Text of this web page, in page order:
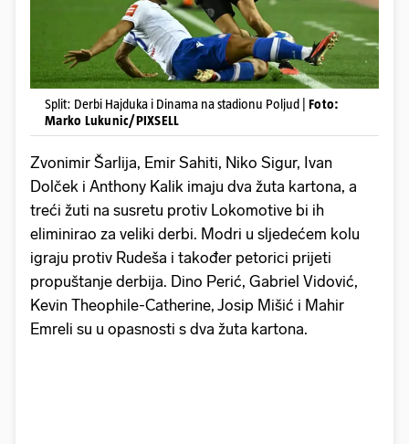
Split: Derbi Hajduka i Dinama na stadionu Poljud | Foto:
Marko Lukunic/PIXSELL
Zvonimir Šarlija, Emir Sahiti, Niko Sigur, Ivan
Dolček i Anthony Kalik imaju dva žuta kartona, a
treći žuti na susretu protiv Lokomotive bi ih
eliminirao za veliki derbi. Modri u sljedećem kolu
igraju protiv Rudeša i također petorici prijeti
propuštanje derbija. Dino Perić, Gabriel Vidović,
Kevin Theophile-Catherine, Josip Mišić i Mahir
Emreli su u opasnosti s dva žuta kartona.